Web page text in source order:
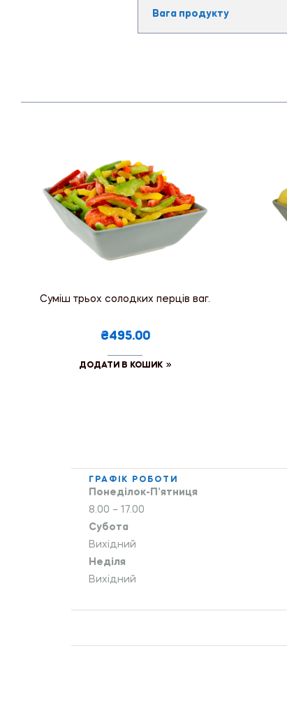
Вага продукту
Суміш трьох солодких перців ваг.
₴495.00
ДОДАТИ В КОШИК
ГРАФІК РОБОТИ
Понеділок-П’ятниця
8.00 – 17.00
Субота
Вихідний
Неділя
Вихідний